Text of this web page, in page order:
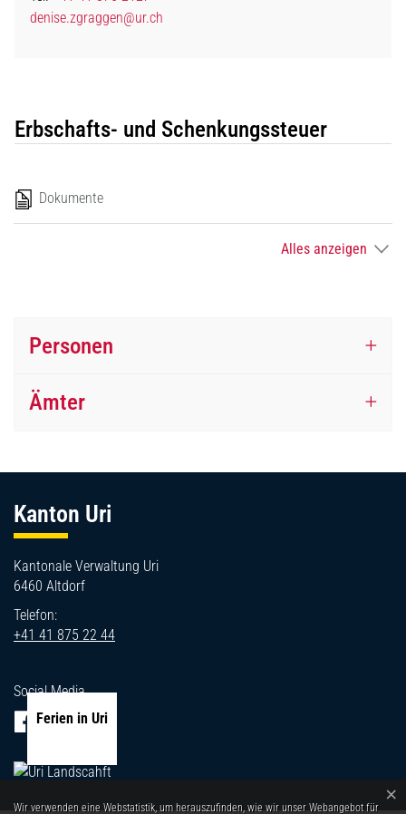
denise.zgraggen@ur.ch
Erbschafts- und Schenkungssteuer
Dokumente
Alles anzeigen
Personen
Ämter
Kanton Uri
Kantonale Verwaltung Uri
6460 Altdorf
Telefon:
+41 41 875 22 44
Social Media
Ferien in Uri
Webstatistik
Wir verwenden eine Webstatistik, um herauszufinden, wie wir unser Webangebot für
×